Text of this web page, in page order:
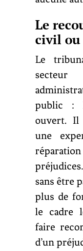
Le
civil
Le
public :
ouvert. Il
une
sans être
plus de
le cadre
faire
d’un